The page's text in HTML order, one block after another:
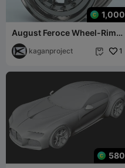
1,000
August Feroce Wheel-Rim
1/2 Scale Model
kaganproject  1
580